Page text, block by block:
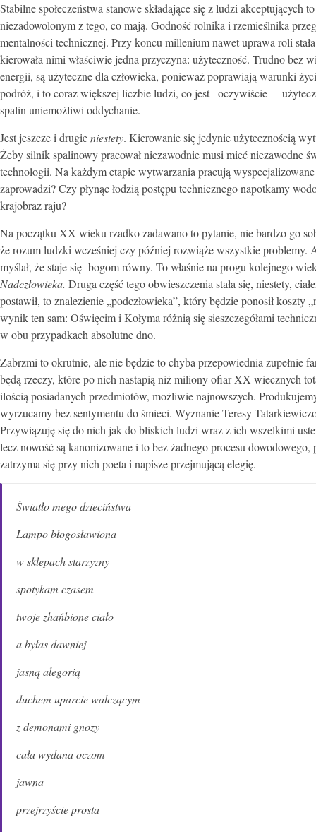
Stabilne społeczeństwa stanowe składające się z ludzi akceptujących
niezadowolonym z tego, co mają. Godność rolnika i rzemieślnika
mentalności technicznej. Przy koncu millenium nawet uprawa roli
kierowała nimi właściwie jedna przyczyna: użyteczność. Trudno bez
energii, są użyteczne dla człowieka, ponieważ poprawiają warunki
podróż, i to coraz większej liczbie ludzi, co jest –oczywiście –
spalin uniemożliwi oddychanie.
Jest jeszcze i drugieniestety. Kierowanie się jedynie użytecznością
Żeby silnik spalinowy pracował niezawodnie musi mieć niezawodne
technologii. Na każdym etapie wytwarzania pracują
zaprowadzi? Czy płynąc łodzią postępu technicznego napotkamy
krajobraz raju?
Na początku XX wieku rzadko zadawano to pytanie, nie bardzo go
że rozum ludzki wcześniej czy później rozwiąże wszystkie problemy.
myślał, że staje się bogom równy. To właśnie na progu kolejnego
Nadczłowieka. Druga część tego obwieszczenia stała się, niestety,
postawił, to znalezienie „podczłowieka”, który będzie ponosił
wynik ten sam: Oświęcim i Kołyma różnią się sieszczegółami
w obu przypadkach absolutne dno.
Zabrzmi to okrutnie, ale nie będzie to chyba przepowiednia
będą rzeczy, które po nich nastapią niż miliony ofiar XX-wiecznych
ilością posiadanych przedmiotów, możliwie najnowszych.
wyrzucamy bez sentymentu do śmieci. Wyznanie Teresy
Przywiązuję się do nich jak do bliskich ludzi wraz z ich wszelkimi
lecz nowość są kanonizowane i to bez żadnego procesu
zatrzyma się przy nich poeta i napisze przejmującą elegię.
Światło mego dzieciństwa
Lampo błogosławiona
w sklepach starzyzny
spotykam czasem
twoje zhańbione ciało
a byłas dawniej
jasną alegorią
duchem uparcie walczącym
z demonami gnozy
cała wydana oczom
jawna
przejrzyście prosta